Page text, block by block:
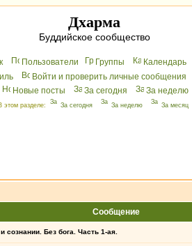
Дхарма
Буддийское сообщество
Пользователи Группы Календарь
Войти и проверить личные сообщения
Новые посты
За сегодня За неделю
этом разделе: За сегодня За неделю За месяц
Сообщение
сознании. Без бога. Часть 1-ая.